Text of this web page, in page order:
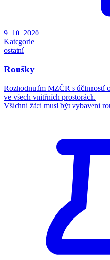
9. 10. 2020
Kategorie
ostatní
Roušky
Rozhodnutím MZČR s účinností
ve všech vnitřních prostorách.
Všichni žáci musí být vybaveni